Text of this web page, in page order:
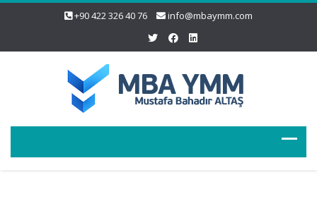
+90 422 326 40 76 info@mbaymm.com